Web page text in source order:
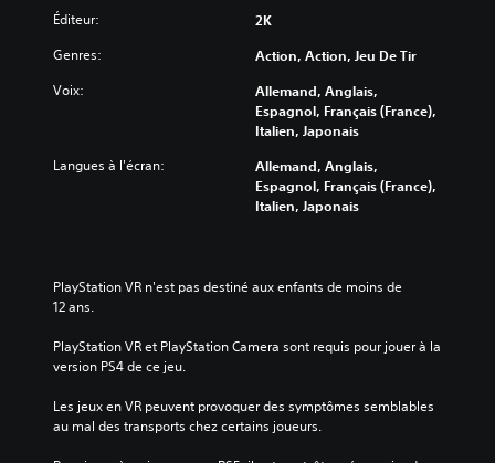
Éditeur: 2K
Genres: Action, Action, Jeu De Tir
Voix:
Allemand, Anglais,
Espagnol, Français (France),
Italien, Japonais
Langues à l'écran:
Allemand, Anglais,
Espagnol, Français (France),
Italien, Japonais
PlayStation VR n'est pas destiné aux enfants de moins de
12 ans.
PlayStation VR et PlayStation Camera sont requis pour jouer à la
version PS4 de ce jeu.
Les jeux en VR peuvent provoquer des symptômes semblables
au mal des transports chez certains joueurs.